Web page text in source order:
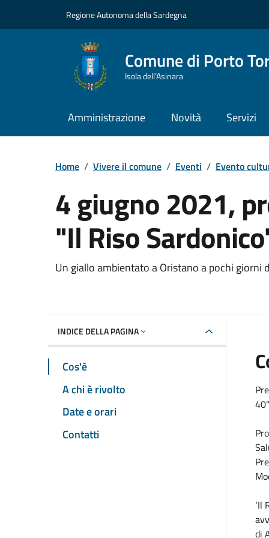
Regione Autonoma della Sardegna
Comune di Porto
Isola dell’Asinara
Amministrazione Novità Servizi
Home / Vivere il comune / Eventi / Evento
4 giugno 2021,
"Il Riso
Dettaglio
Un giallo ambientato a Oristano a pochi giorni
INDICE DELLA PAGINA
Cos'è
A chi è rivolto
Date e orari
Contatti
‘Il
di